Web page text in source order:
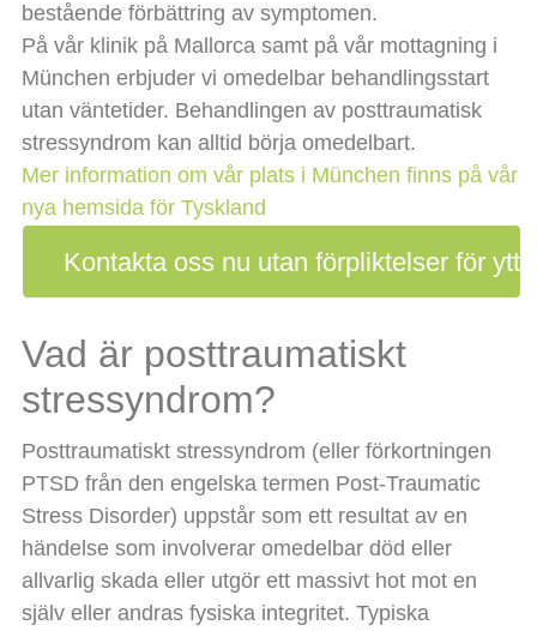
bestående förbättring av symptomen.
På vår klinik på Mallorca samt på vår mottagning i
München erbjuder vi omedelbar behandlingsstart
utan väntetider. Behandlingen av posttraumatisk
stressyndrom kan alltid börja omedelbart.
Mer information om vår plats i München finns på vår
nya hemsida för Tyskland
Kontakta oss nu utan förpliktelser för
Vad är posttraumatiskt
stressyndrom?
Posttraumatiskt stressyndrom (eller förkortningen
PTSD från den engelska termen Post-Traumatic
Stress Disorder) uppstår som ett resultat av en
händelse som involverar omedelbar död eller
allvarlig skada eller utgör ett massivt hot mot en
själv eller andras fysiska integritet. Typiska